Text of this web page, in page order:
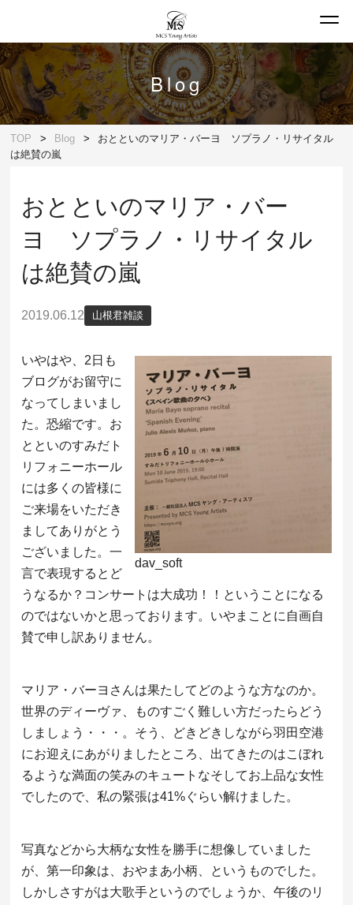
Blog
TOP Blog
おとといのマリア・バーヨ ソプラノ・リサイタル
は絶賛の嵐
おとといのマリア・バー
ヨ ソプラノ・リサイタル
は絶賛の嵐
2019.06.12 山根君雑談
dav_soft
いやはや、2日も
ブログがお留守に
なってしまいまし
た。恐縮です。お
とといのすみだト
リフォニーホール
には多くの皆様に
ご来場をいただき
ましてありがとう
ございました。一
言で表現するとど
うなるか？コンサートは大成功！！ということになる
のではないかと思っております。いやまことに自画自
賛で申し訳ありません。
マリア・バーヨさんは果たしてどのような方なのか。
世界のディーヴァ、ものすごく難しい方だったらどう
しましょう・・・。そう、どきどきしながら羽田空港
にお迎えにあがりましたところ、出てきたのはこぼれ
るような満面の笑みのキュートなそしてお上品な女性
でしたので、私の緊張は41%ぐらい解けました。
写真などから大柄な女性を勝手に想像していました
が、第一印象は、おやまあ小柄、というものでした。
しかしさすがは大歌手というのでしょうか、午後のリ